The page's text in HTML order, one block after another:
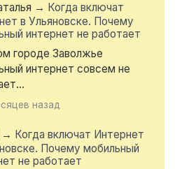
→ Когда включат
в Ульяновске. Почему
интернет не работает
городе Заволжье
интернет совсем не
назад
→ Когда включат Интернет
Почему мобильный
не работает